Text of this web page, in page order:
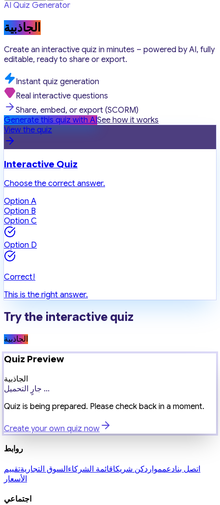
AI Quiz Generator
الجاذبية
Create an interactive quiz in minutes – powered by AI, fully
editable, ready to share or export.
Instant quiz generation
Real interactive questions
Share, embed, or export (SCORM)
Generate this quiz with AISee how it works
View the quiz
Interactive Quiz
Choose the correct answer.
Option A
Option B
Option C
Option D
Correct!
This is the right answer.
Try the interactive quiz
الجاذبية
Quiz Preview
الجاذبية
جارٍ التحميل ...
Quiz is being prepared. Please check back in a moment.
Create your own quiz now
روابط
اتصل بنادعممواردكن شريكاقائمة الشركاءالسوق التجاريةتقييم
الأسعار
اجتماعي